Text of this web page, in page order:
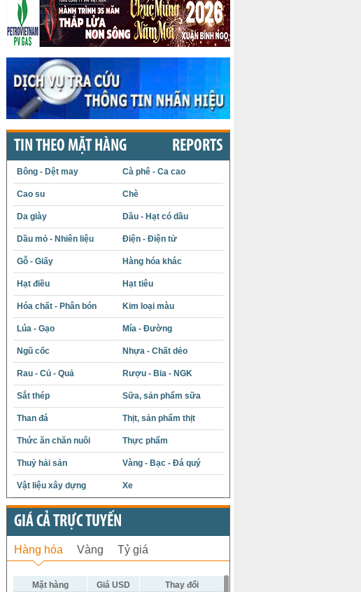
TIN THEO MẶT HÀNG REPORTS
Bông - Dệt may Cà phê - Ca cao
Cao su Chè
Da giày Dầu - Hạt có dầu
Dầu mỏ - Nhiên liệu Điện - Điện tử
Gỗ - Giấy Hàng hóa khác
Hạt điều Hạt tiêu
Hóa chất - Phân bón Kim loại màu
Lúa - Gạo Mía - Đường
Ngũ cốc Nhựa - Chất dẻo
Rau - Củ - Quả Rượu - Bia - NGK
Sắt thép Sữa, sản phẩm sữa
Than đá Thịt, sản phẩm thịt
Thức ăn chăn nuôi Thực phẩm
Thuỷ hải sản Vàng - Bạc - Đá quý
Vật liệu xây dựng Xe
GIÁ CẢ TRỰC TUYẾN
Hàng hóa Vàng Tỷ giá
Mặt hàng Giá USD
Thay đổi